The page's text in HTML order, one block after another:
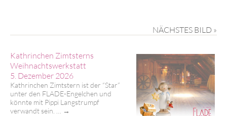
NÄCHSTES BILD »
Kathrinchen Zimtsterns
Weihnachtswerkstatt
5. Dezember 2026
Kathrinchen Zimtstern ist der “Star”
unter den FLADE-Engelchen und
könnte mit Pippi Langstrumpf
verwandt sein. …
→